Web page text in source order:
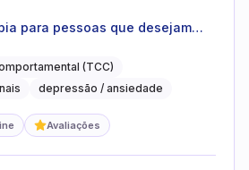
para pessoas que desejam
do dia a dia(TCC)
depressão / ansiedade
Avaliações